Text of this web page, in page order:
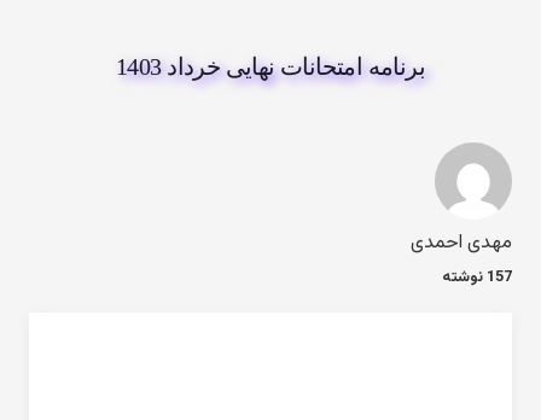
برنامه امتحانات نهایی خرداد 1403
مهدی احمدی
157 نوشته